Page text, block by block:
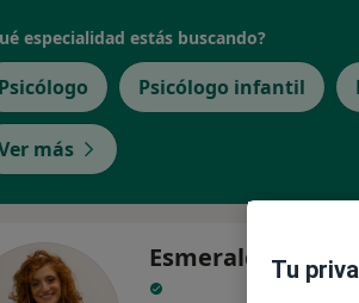
especialidad estás buscando?
Psicólogo Psicólogo infantil
más
Esmeralda G.
Tu